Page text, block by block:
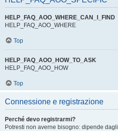
HELP_FAQ_AOO_WHERE_CAN_I_FIND
HELP_FAQ_AOO_WHERE
Top
HELP_FAQ_AOO_HOW_TO_ASK
HELP_FAQ_AOO_HOW
Top
Connessione e registrazione
Perché devo registrarmi?
Potresti non averne bisogno: dipende